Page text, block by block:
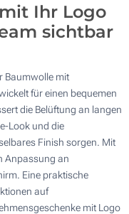
Ihr Logo
sichtbar
Baumwolle mit
für einen bequemen
die Belüftung an langen
Look und die
Finish sorgen. Mit
Anpassung an
Eine praktische
auf
mit Logo